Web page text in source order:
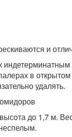
и
в
удалять.
до 1,7 м.